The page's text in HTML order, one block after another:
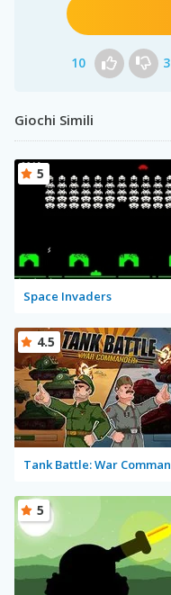
10 3
Giochi Simili
Space Invaders
5
4.5
5